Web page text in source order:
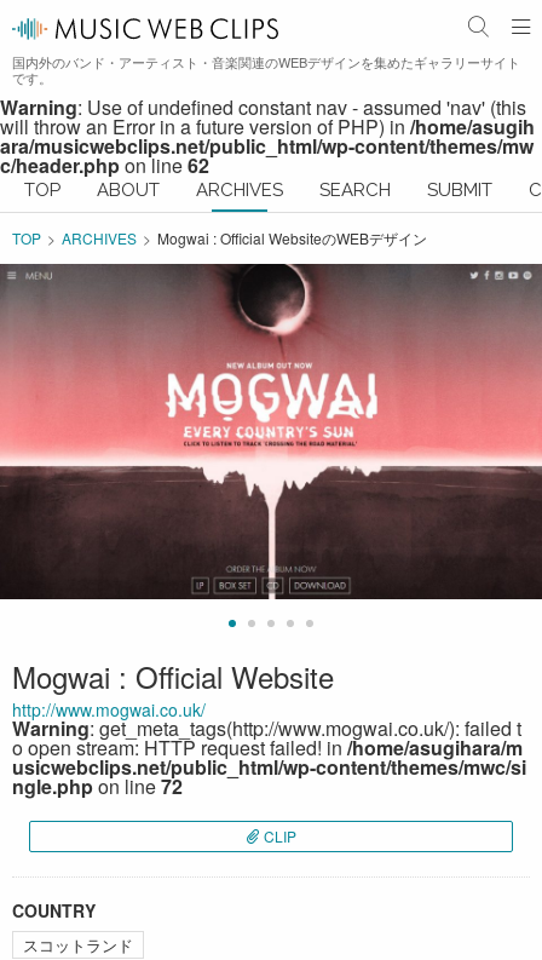
国内外のバンド・アーティスト・音楽関連のWEBデザインを集めたギャラリーサイト
です。
Warning: Use of undefined constant nav - assumed 'nav' (this
will throw an Error in a future version of PHP) in /home/asugih
ara/musicwebclips.net/public_html/wp-content/themes/mw
c/header.phpon line62
TOP ABOUT ARCHIVES SEARCH SUBMIT
TOP ARCHIVES Mogwai : Official WebsiteのWEBデザイン
Mogwai : Official Website
http://www.mogwai.co.uk/
Warning: get_meta_tags(http://www.mogwai.co.uk/): failed t
o open stream: HTTP request failed! in /home/asugihara/m
usicwebclips.net/public_html/wp-content/themes/mwc/si
ngle.phpon line72
CLIP
COUNTRY
スコットランド